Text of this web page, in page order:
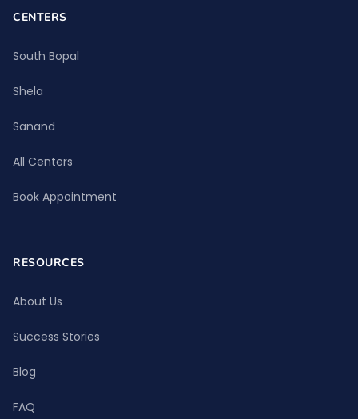
CENTERS
South Bopal
Shela
Sanand
All Centers
Book Appointment
RESOURCES
About Us
Success Stories
Blog
FAQ